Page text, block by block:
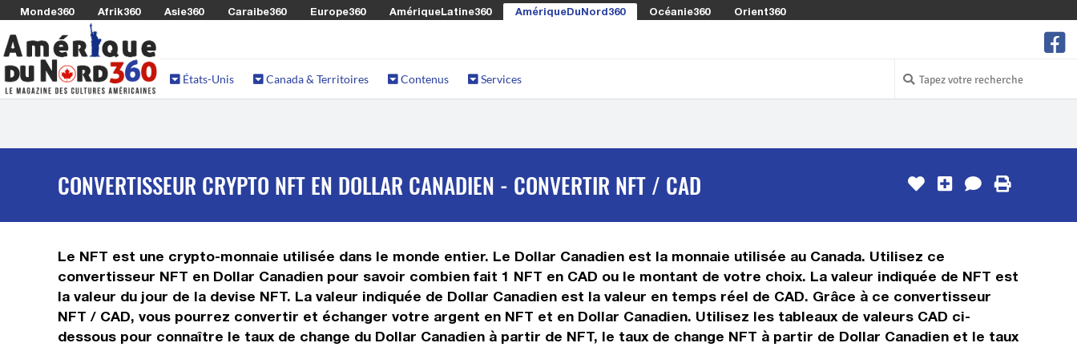
Monde360 Afrik360 Asie360 Caraibe360 Europe360 AmériqueLatine360 AmériqueDuNord360 Océanie360 Orient360
États-Unis Canada & Territoires Contenus Services
CONVERTISSEUR CRYPTO NFT EN DOLLAR CANADIEN - CONVERTIR NFT / CAD
Le NFT est une crypto-monnaie utilisée dans le monde entier. Le Dollar Canadien est la monnaie utilisée au Canada. Utilisez ce
convertisseur NFT en Dollar Canadien pour savoir combien fait 1 NFT en CAD ou le montant de votre choix. La valeur indiquée de NFT est
la valeur du jour de la devise NFT. La valeur indiquée de Dollar Canadien est la valeur en temps réel de CAD. Grâce à ce convertisseur
NFT / CAD, vous pourrez convertir et échanger votre argent en NFT et en Dollar Canadien. Utilisez les tableaux de valeurs CAD ci-
dessous pour connaître le taux de change du Dollar Canadien à partir de NFT, le taux de change NFT à partir de Dollar Canadien et le taux